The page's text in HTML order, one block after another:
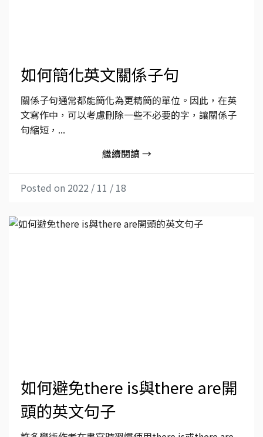
如何簡化英文關係子句
關係子句通常都能簡化為更精簡的單位。因此，在英
文寫作中，可以考慮刪除一些不必要的字，讓關係子
句縮短，...
繼續閱讀 →
Posted on 2022 / 11 / 18
如何避免there is與there are開
頭的英文句子